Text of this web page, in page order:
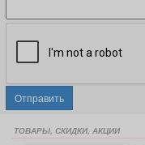
Отправить
ТОВАРЫ, СКИДКИ, АКЦИИ